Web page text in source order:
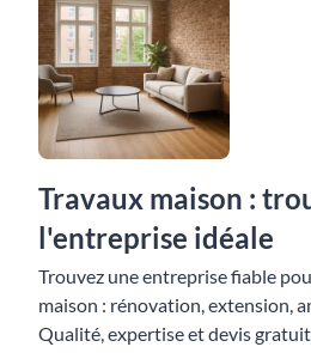
Travaux maison :
l'entreprise idéale
Trouvez une entreprise fiable
maison : rénovation, extension,
Qualité, expertise et devis